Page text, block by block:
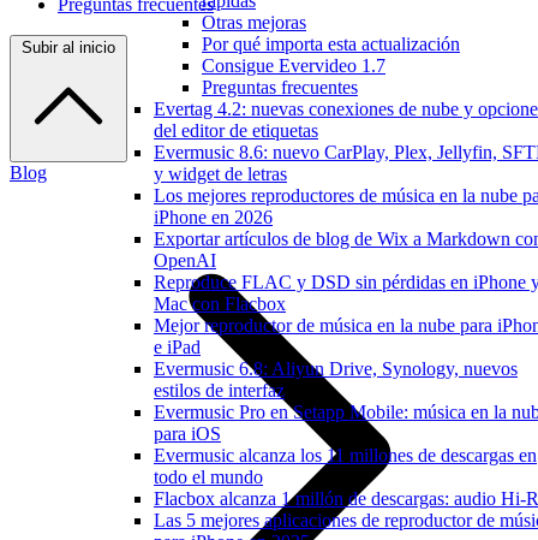
Otras mejoras
Por qué importa esta actualización
Consigue Evervideo 1.7
Preguntas frecuentes
Evertag 4.2: nuevas conexiones de nube y
del editor de etiquetas
Evermusic 8.6: nuevo CarPlay, Plex, Jellyfin,
y widget de letras
Los mejores reproductores de música en la nube
iPhone en 2026
Exportar artículos de blog de Wix a Markdown
OpenAI
Reproduce FLAC y DSD sin pérdidas en iPhone
Mac con Flacbox
Mejor reproductor de música en la nube para
e iPad
Evermusic 6.8: Aliyun Drive, Synology, nuevos
estilos de interfaz
Evermusic Pro en Setapp Mobile: música en la
para iOS
Evermusic alcanza los 11 millones de descargas en
todo el mundo
Flacbox alcanza 1 millón de descargas: audio Hi-
Las 5 mejores aplicaciones de reproductor de
Preguntas frecuentes
Subir al inicio
Blog